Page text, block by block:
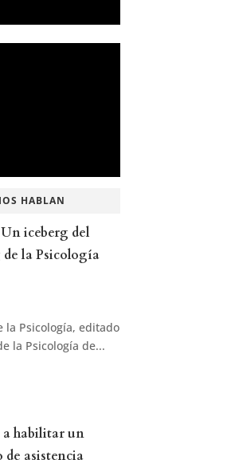
HABLAN
iceberg del
la Psicología
la Psicología, editado
la Psicología de...
a habilitar un
asistencia